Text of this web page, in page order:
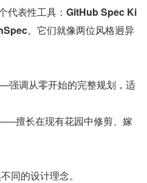
代表性工具： GitHub Spec Ki
。它们就像两位风格迥异
调从零开始的完整规划，适
擅长在现有花园中修剪、嫁
同的设计理念。